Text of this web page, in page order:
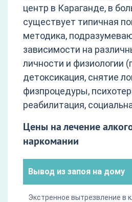
центр в Караганде, в
существует типичная
методика,
зависимости на
личности и физиологии
детоксикация, снятие
физпроцедуры,
реабилитация,
Цены на лечение
наркомании
Вывод из запоя на дому
Экстренное вытрезвление в